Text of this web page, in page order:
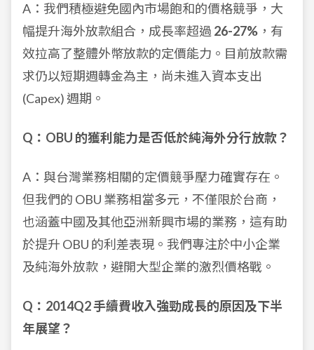
A：我們積極避免國內市場飽和的價格競爭，大
幅提升海外放款組合，成長率超過 26-27% ，有
效拉高了整體外幣放款的定價能力。目前放款需
求仍以短期週轉金為主，尚未進入資本支出
(Capex) 週期。
Q：OBU 的獲利能力是否低於純海外分行放款？
A：與台灣業務相關的定價競爭壓力確實存在。
但我們的 OBU 業務相當多元，不僅限於台商，
也涵蓋中國及其他亞洲新興市場的業務，這有助
於提升 OBU 的利差表現。我們專注於中小企業
及純海外放款，避開大型企業的激烈價格戰。
Q：2014Q2 手續費收入強勁成長的原因及下半
年展望？